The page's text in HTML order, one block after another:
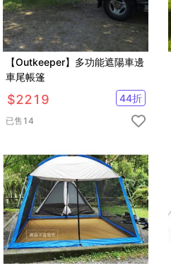
【Outkeeper】多功能遮陽車邊
車尾帳篷
$2219 44折
已售 14